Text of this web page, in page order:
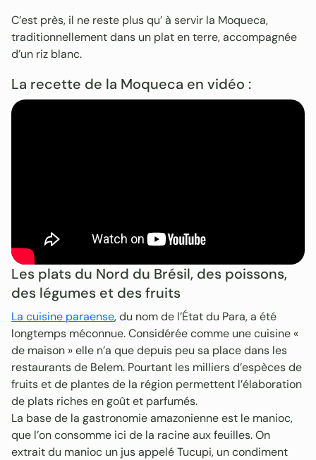
C’est près, il ne reste plus qu’ à servir la Moqueca,
traditionnellement dans un plat en terre, accompagnée
d’un riz blanc.
La recette de la Moqueca en vidéo :
Les plats du Nord du Brésil, des poissons,
des légumes et des fruits
La cuisine paraense, du nom de l’État du Para, a été
longtemps méconnue. Considérée comme une cuisine «
de maison » elle n’a que depuis peu sa place dans les
restaurants de Belem. Pourtant les milliers d’espèces de
fruits et de plantes de la région permettent l’élaboration
de plats riches en goût et parfumés.
La base de la gastronomie amazonienne est le manioc,
que l’on consomme ici de la racine aux feuilles. On
extrait du manioc un jus appelé Tucupi, un condiment